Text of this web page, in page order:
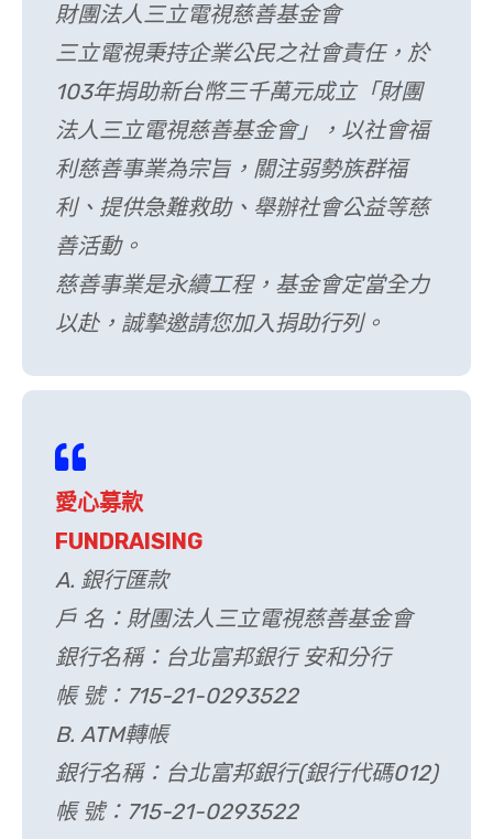
財團法人三立電視慈善基金會
三立電視秉持企業公民之社會責任，於
103年捐助新台幣三千萬元成立「財團
法人三立電視慈善基金會」，以社會福
利慈善事業為宗旨，關注弱勢族群福
利、提供急難救助、舉辦社會公益等慈
善活動。
慈善事業是永續工程，基金會定當全力
以赴，誠摯邀請您加入捐助行列。
愛心募款
FUNDRAISING
A. 銀行匯款
戶 名：財團法人三立電視慈善基金會
銀行名稱：台北富邦銀行 安和分行
帳 號：715-21-0293522
B. ATM轉帳
銀行名稱：台北富邦銀行(銀行代碼012)
帳 號：715-21-0293522